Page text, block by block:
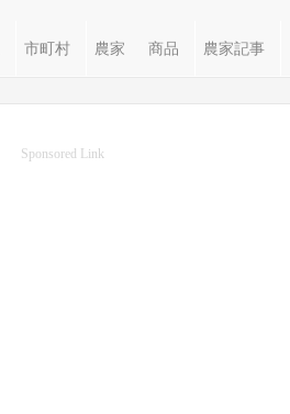
市町村 農家 商品 農家記事
Sponsored Link